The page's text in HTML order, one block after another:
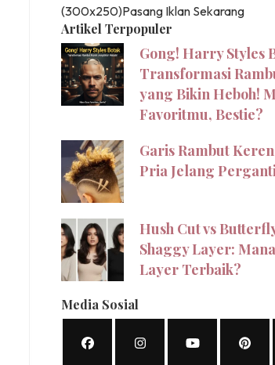
(300x250)Pasang Iklan Sekarang
Artikel Terpopuler
Gong! Harry Styles
Transformasi
yang Bikin Heboh!
Favoritmu, Bestie?
Garis Rambut
Pria Jelang
Hush Cut vs
Shaggy Layer:
Layer Terbaik?
Media Sosial